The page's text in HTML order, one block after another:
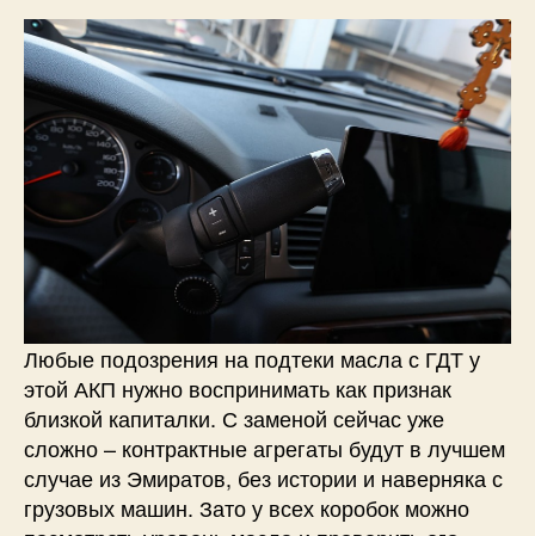
Любые подозрения на подтеки масла с ГДТ у
этой АКП нужно воспринимать как признак
близкой капиталки. С заменой сейчас уже
сложно – контрактные агрегаты будут в лучшем
случае из Эмиратов, без истории и наверняка с
грузовых машин. Зато у всех коробок можно